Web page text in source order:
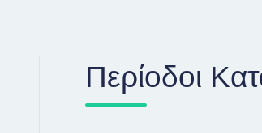
Περίοδοι